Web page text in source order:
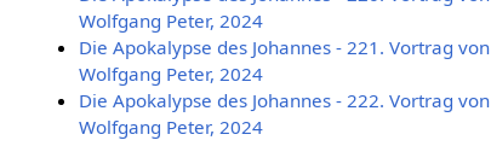
Wolfgang Peter, 2024
Die Apokalypse des Johannes - 221. Vortrag von
Wolfgang Peter, 2024
Die Apokalypse des Johannes - 222. Vortrag von
Wolfgang Peter, 2024